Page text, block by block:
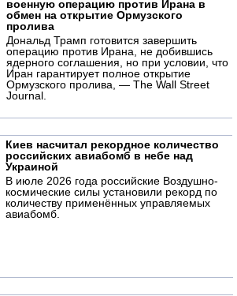
военную операцию против Ирана в
обмен на открытие Ормузского
пролива
Дональд Трамп готовится завершить
операцию против Ирана, не добившись
ядерного соглашения, но при условии, что
Иран гарантирует полное открытие
Ормузского пролива, — The Wall Street
Journal.
Киев насчитал рекордное количество
российских авиабомб в небе над
Украиной
В июле 2026 года российские Воздушно-
космические силы установили рекорд по
количеству применённых управляемых
авиабомб.